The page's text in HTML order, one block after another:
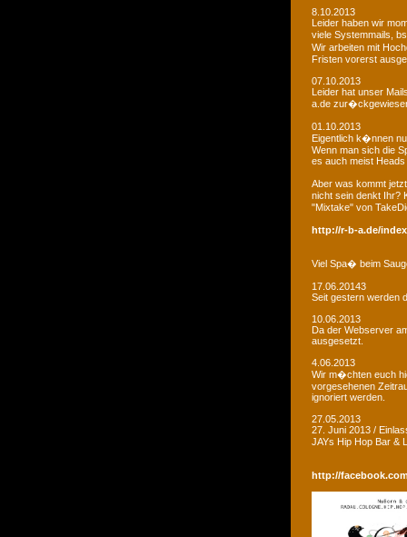
8.10.2013
Leider haben wir
viele Systemmails,
Wir arbeiten mit
Fristen vorerst
07.10.2013
Leider hat unser
a.de
01.10.2013
Eigentlich k�nnen
Wenn man sich die
es auch meist
Aber was kommt
nicht sein denkt Ihr?
"Mixtake" von
http://r-b-a.de/
Viel Spa� beim
17.06.20143
Seit gestern werden
10.06.2013
Da der Webserver
ausgesetzt.
4.06.2013
Wir m�chten euch
vorgesehenen
ignoriert werden.
27.05.2013
27. Juni 2013 /
JAYs Hip Hop Bar &
http://